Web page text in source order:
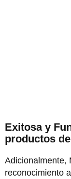
Exitosa y
productos
Adicionalmente,
reconocimiento